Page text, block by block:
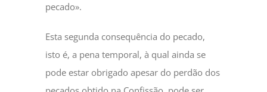
pecado».
Esta segunda consequência do pecado,
isto é, a pena temporal, à qual ainda se
pode estar obrigado apesar do perdão dos